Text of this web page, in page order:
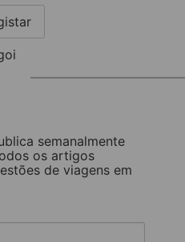
semanalmente
os artigos
de viagens em